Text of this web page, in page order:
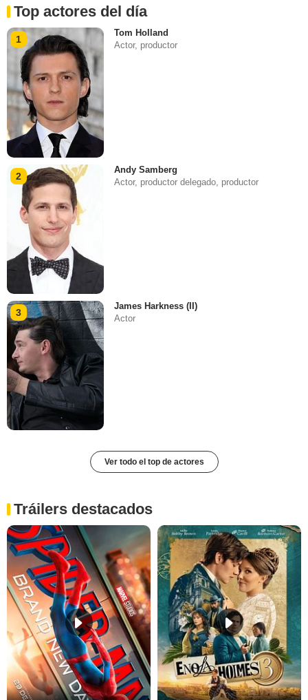
Top actores del día
1
Tom Holland
Actor, productor
2
Andy Samberg
Actor, productor delegado, productor
3
James Harkness (II)
Actor
Ver todo el top de actores
Tráilers destacados